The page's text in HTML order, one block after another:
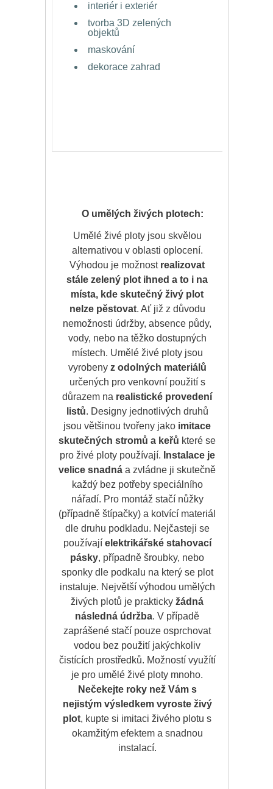
interiér i exteriér
tvorba 3D zelených
objektů
maskování
dekorace zahrad
O umělých živých plotech:
Umělé živé ploty jsou skvělou
alternativou v oblasti oplocení.
Výhodou je možnost realizovat
stále zelený plot ihned a to i na
místa, kde skutečný živý plot
nelze pěstovat. Ať již z důvodu
nemožnosti údržby, absence půdy,
vody, nebo na těžko dostupných
místech. Umělé živé ploty jsou
vyrobeny z odolných materiálů
určených pro venkovní použití s
důrazem na realistické provedení
listů. Designy jednotlivých druhů
jsou většinou tvořeny jako imitace
skutečných stromů a keřů které se
pro živé ploty používají. Instalace je
velice snadná a zvládne ji skutečně
každý bez potřeby speciálního
nářadí. Pro montáž stačí nůžky
(případně štípačky) a kotvící materiál
dle druhu podkladu. Nejčasteji se
používají elektrikářské stahovací
pásky, případně šroubky, nebo
sponky dle podkalu na který se plot
instaluje. Největší výhodou umělých
živých plotů je prakticky žádná
následná údržba. V případě
zaprášené stačí pouze osprchovat
vodou bez použití jakýchkoliv
čistících prostředků. Možností využítí
je pro umělé živé ploty mnoho.
Nečekejte roky než Vám s
nejistým výsledkem vyroste živý
plot, kupte si imitaci živého plotu s
okamžitým efektem a snadnou
instalací.